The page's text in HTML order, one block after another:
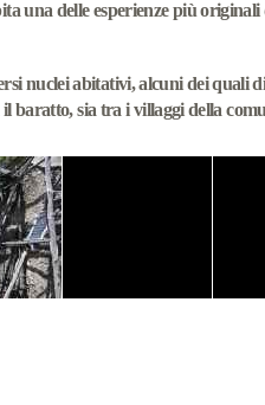
una delle esperienze più
nuclei abitativi, alcuni dei quali
baratto, sia tra i villaggi della